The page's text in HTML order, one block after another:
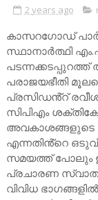
2 years ago
കാസറഗോഡ്
സ്ഥാനാർത്ഥി
പടന്നക്കടപ്പുറത്ത്
പരാജയഭീതി
പ്രസിഡൻ്റ് രവീശ
സിപിഎം
അവകാശങ്ങളുടെ
എന്നതിൻ്റെ
സമയത്ത് പോലും
പ്രചാരണ
വിവിധ